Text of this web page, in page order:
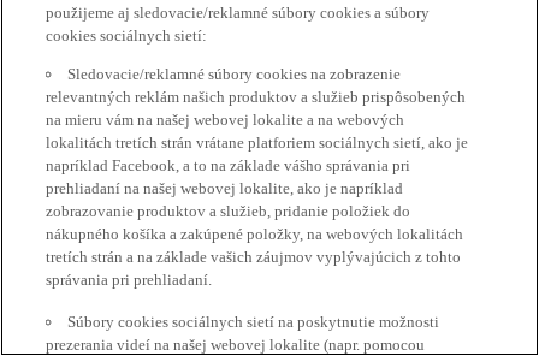
použijeme aj sledovacie/reklamné súbory cookies a súbory
cookies sociálnych sietí:
Sledovacie/reklamné súbory cookies na zobrazenie
relevantných reklám našich produktov a služieb prispôsobených
na mieru vám na našej webovej lokalite a na webových
lokalitách tretích strán vrátane platforiem sociálnych sietí, ako je
napríklad Facebook, a to na základe vášho správania pri
prehliadaní na našej webovej lokalite, ako je napríklad
zobrazovanie produktov a služieb, pridanie položiek do
nákupného košíka a zakúpené položky, na webových lokalitách
tretích strán a na základe vašich záujmov vyplývajúcich z tohto
správania pri prehliadaní.
Súbory cookies sociálnych sietí na poskytnutie možnosti
prezerania videí na našej webovej lokalite (napr. pomocou